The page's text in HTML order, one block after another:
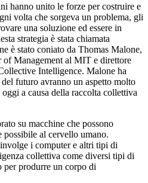
hanno unito le forze per costruire e
volta che sorgeva un problema, gli
una soluzione ed essere in
strategia è stata chiamata
è stato coniato da Thomas Malone,
Management al MIT e direttore
Intelligence. Malone ha
futuro avranno un aspetto molto
a causa della raccolta collettiva
su macchine che possono
al cervello umano.
i computer e altri tipi di
collettiva come diversi tipi di
per produrre un corpo di